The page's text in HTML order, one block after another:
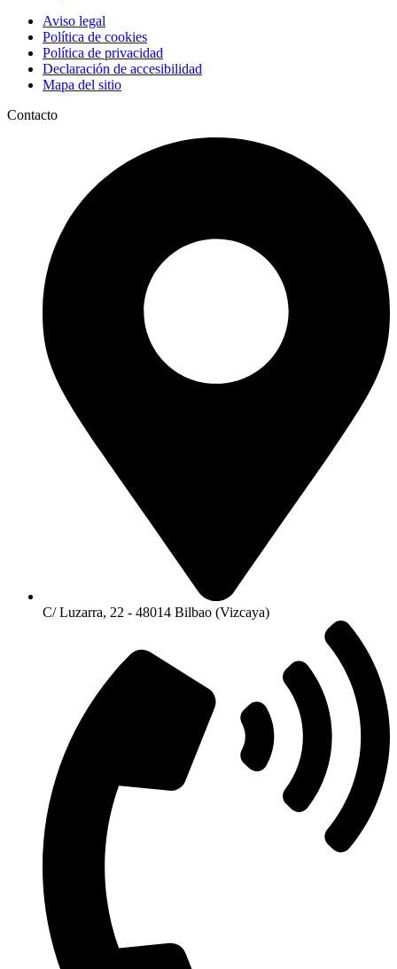
Aviso legal
Política de cookies
Política de privacidad
Declaración de accesibilidad
Mapa del sitio
Contacto
C/ Luzarra, 22 - 48014 Bilbao (Vizcaya)